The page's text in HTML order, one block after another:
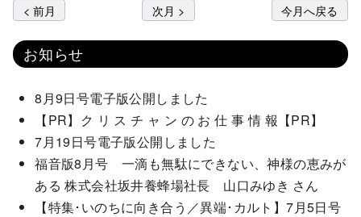
< 前月 次月 > 今月へ戻る
お知らせ
8月9日号電子版公開しました
【PR】ク リ ス チ ャ ン の お 仕 事 情 報【PR】
7月19日号電子版公開しました
福音版8月号 一滴も無駄にできない、神様の恵みが
ある 株式会社坂井養蜂場社長 山口みゆき さん
【特集･いのちに向き合う／異端･カルト】7月5日号